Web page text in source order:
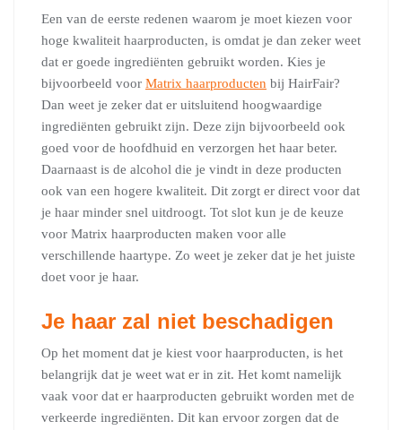
Een van de eerste redenen waarom je moet kiezen voor
hoge kwaliteit haarproducten, is omdat je dan zeker weet
dat er goede ingrediënten gebruikt worden. Kies je
bijvoorbeeld voor Matrix haarproducten bij HairFair?
Dan weet je zeker dat er uitsluitend hoogwaardige
ingrediënten gebruikt zijn. Deze zijn bijvoorbeeld ook
goed voor de hoofdhuid en verzorgen het haar beter.
Daarnaast is de alcohol die je vindt in deze producten
ook van een hogere kwaliteit. Dit zorgt er direct voor dat
je haar minder snel uitdroogt. Tot slot kun je de keuze
voor Matrix haarproducten maken voor alle
verschillende haartype. Zo weet je zeker dat je het juiste
doet voor je haar.
Je haar zal niet beschadigen
Op het moment dat je kiest voor haarproducten, is het
belangrijk dat je weet wat er in zit. Het komt namelijk
vaak voor dat er haarproducten gebruikt worden met de
verkeerde ingrediënten. Dit kan ervoor zorgen dat de